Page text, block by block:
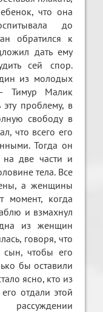
что она
до
обратился к
дать ему
сей спор.
из молодых
Тимур Малик
проблему, в
свободу в
что всего его
Тогда он
на две части и
тела. Все
а женщины
момент, когда
и взмахнул
из женщин
говоря, что
сын, чтобы его
бы оставили
ясно, кто из
отдали этой